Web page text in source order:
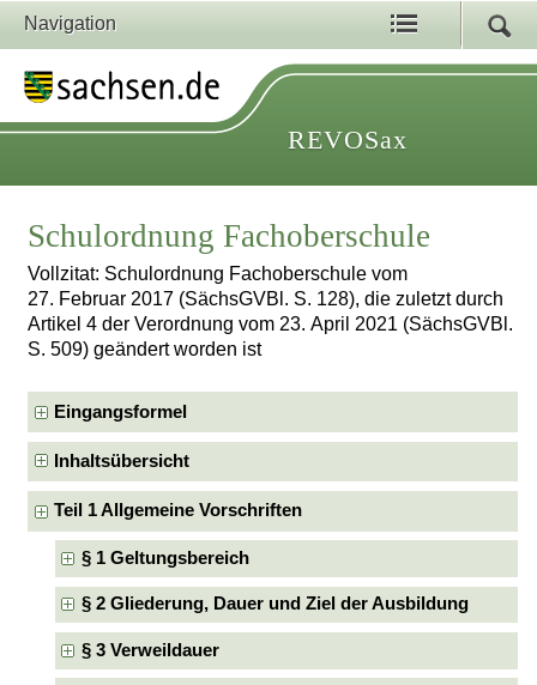
Navigation
REVOSax
Schulordnung Fachoberschule
Vollzitat: Schulordnung Fachoberschule vom
27. Februar 2017 (SächsGVBl. S. 128), die zuletzt durch
Artikel 4 der Verordnung vom 23. April 2021 (SächsGVBl.
S. 509) geändert worden ist
Eingangsformel
Inhaltsübersicht
Teil 1 Allgemeine Vorschriften
§ 1 Geltungsbereich
§ 2 Gliederung, Dauer und Ziel der Ausbildung
§ 3 Verweildauer